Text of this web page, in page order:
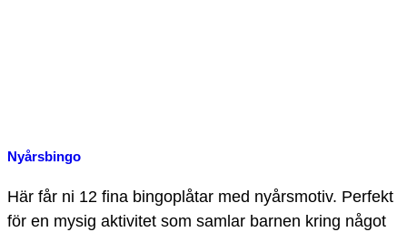
Nyårsbingo
Här får ni 12 fina bingoplåtar med nyårsmotiv. Perfekt
för en mysig aktivitet som samlar barnen kring något